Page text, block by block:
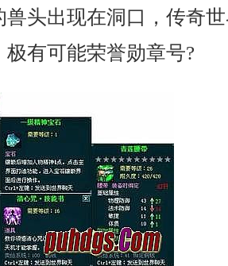
兽头出现在洞口，传奇
有可能荣誉勋章号?